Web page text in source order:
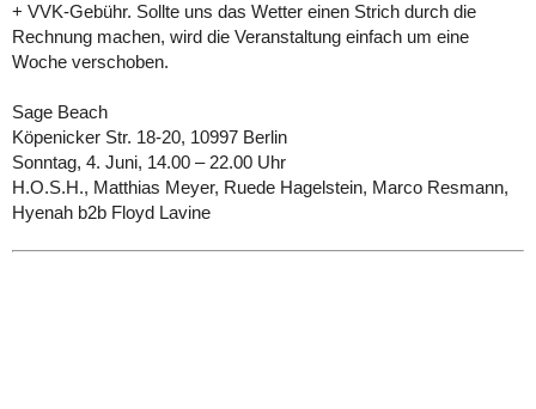
+ VVK-Gebühr. Sollte uns das Wetter einen Strich durch die
Rechnung machen, wird die Veranstaltung einfach um eine
Woche verschoben.
Sage Beach
Köpenicker Str. 18-20, 10997 Berlin
Sonntag, 4. Juni, 14.00 – 22.00 Uhr
H.O.S.H., Matthias Meyer, Ruede Hagelstein, Marco Resmann,
Hyenah b2b Floyd Lavine